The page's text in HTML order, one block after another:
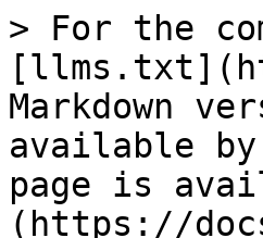
> For the
Markdown
available
page is
(https://